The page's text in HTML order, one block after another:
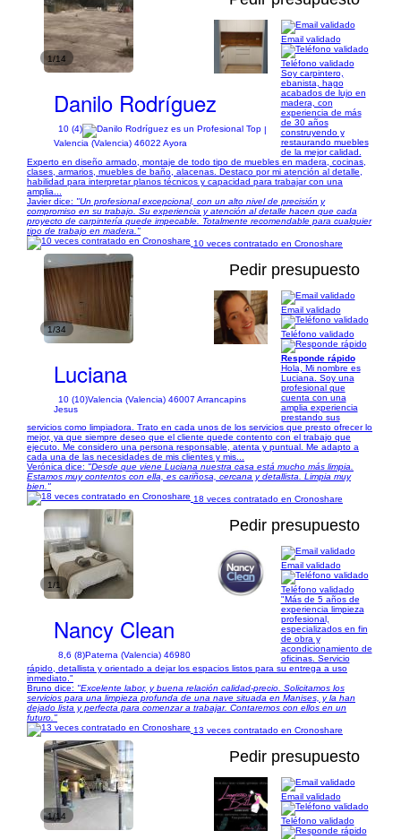
1/14
Danilo Rodríguez
10 (4)
|
Valencia (Valencia) 46022 Ayora
Email validado
Teléfono validado
Soy carpintero,
ebanista, hago
acabados de lujo en
madera, con
experiencia de más
de 30 años
construyendo y
restaurando muebles
de la mejor calidad.
Experto en diseño armado, montaje de todo tipo de muebles en madera, cocinas,
clases, armarios, muebles de baño, alacenas. Destaco por mi atención al detalle,
habilidad para interpretar planos técnicos y capacidad para trabajar con una
amplia...
Javier dice: "Un profesional excepcional, con un alto nivel de precisión y
compromiso en su trabajo. Su experiencia y atención al detalle hacen que cada
proyecto de carpintería quede impecable. Totalmente recomendable para cualquier
tipo de trabajo en madera."
10 veces contratado en Cronoshare
1/34
Pedir presupuesto
Luciana
10 (10)Valencia (Valencia) 46007 Arrancapins
Jesus
Email validado
Teléfono validado
Responde rápido
Hola, Mi nombre es
Luciana. Soy una
profesional que
cuenta con una
amplia experiencia
prestando sus
servicios como limpiadora. Trato en cada unos de los servicios que presto ofrecer lo
mejor, ya que siempre deseo que el cliente quede contento con el trabajo que
ejecuto. Me considero una persona responsable, atenta y puntual. Me adapto a
cada una de las necesidades de mis clientes y mis...
Verónica dice: "Desde que viene Luciana nuestra casa está mucho más limpia.
Estamos muy contentos con ella, es cariñosa, cercana y detallista. Limpia muy
bien."
18 veces contratado en Cronoshare
1/1
Pedir presupuesto
Nancy Clean
8,6 (8)Paterna (Valencia) 46980
Email validado
Teléfono validado
"Más de 5 años de
experiencia limpieza
profesional,
especializados en fin
de obra y
acondicionamiento de
oficinas. Servicio
rápido, detallista y orientado a dejar los espacios listos para su entrega a uso
inmediato."
Bruno dice: "Excelente labor, y buena relación calidad-precio. Solicitamos los
servicios para una limpieza profunda de una nave situada en Manises, y la han
dejado lista y perfecta para comenzar a trabajar. Contaremos con ellos en un
futuro."
13 veces contratado en Cronoshare
1/14
Pedir presupuesto
Email validado
Teléfono validado